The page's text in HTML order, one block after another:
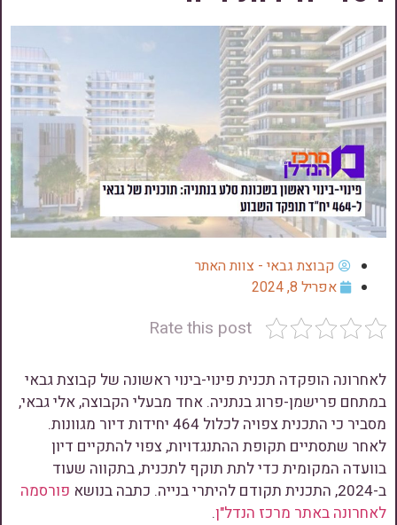
קבוצת גבאי - צוות האתר
אפריל 8, 2024
Rate this post
לאחרונה הופקדה תכנית פינוי-בינוי ראשונה של קבוצת גבאי
במתחם פרישמן-פרוג בנתניה. אחד מבעלי הקבוצה, אלי גבאי,
מסביר כי התכנית צפויה לכלול 464 יחידות דיור מגוונות.
לאחר שתסתיים תקופת ההתנגדויות, צפוי להתקיים דיון
בוועדה המקומית כדי לתת תוקף לתכנית, בתקווה שעוד
ב-2024, התכנית תקודם להיתרי בנייה. כתבה בנושא
פורסמה
לאחרונה באתר מרכז הנדל"ן.